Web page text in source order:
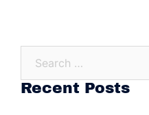
Recent Posts